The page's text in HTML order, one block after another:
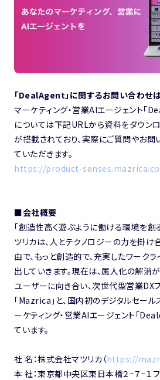
「DealAgent」に関するお問い合わせ
マーケティング・営業AIエージェント「
については下記URLから資料をダウン
が搭載されており、実際にご質問やお
ていただきます。
https://product-
■会社概要
「創造性高く遊ぶように働ける環境を創
ツリカは、人とテクノロジーの力を掛け
由で、もっと創造的で、充実したワーク
出していきます。現在は、属人化の解
ユーザーに向き合い、次世代型営業DX
「Mazrica」と、国内初のデジタルセール
ーケティング・営業AIエージェント「
ています。
社 名：株式会社マツリカ（https://
本 社：東京都中央区東日本橋２−７−１